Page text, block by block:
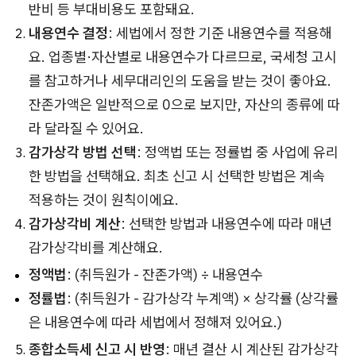
반비 등 부대비용도 포함돼요.
내용연수 결정: 세법에서 정한 기준 내용연수를 적용해
요. 업종별·자산별로 내용연수가 다르므로, 국세청 고시
를 참고하거나 세무대리인의 도움을 받는 것이 좋아요.
잔존가액은 일반적으로 0으로 보지만, 자산의 종류에 따
라 달라질 수 있어요.
감가상각 방법 선택: 정액법 또는 정률법 중 사업에 유리
한 방법을 선택해요. 최초 신고 시 선택한 방법은 계속
적용하는 것이 원칙이에요.
감가상각비 계산: 선택한 방법과 내용연수에 따라 매년
감가상각비를 계산해요.
정액법: (취득원가 - 잔존가액) ÷ 내용연수
정률법: (취득원가 - 감가상각 누계액) × 상각률 (상각률
은 내용연수에 따라 세법에서 정해져 있어요.)
종합소득세 신고 시 반영: 매년 결산 시 계산된 감가상각